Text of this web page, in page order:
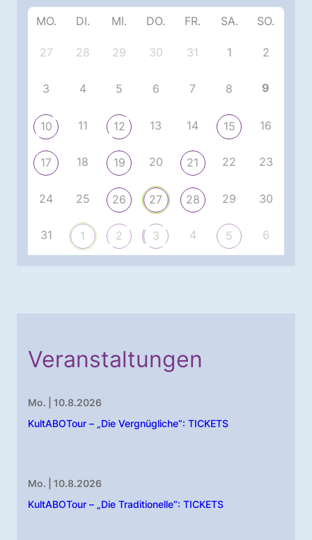
MO. DI. MI. DO. FR. SA. SO.
27 28 29 30 31 1 2
3 4 5 6 7 8 9
10 11 12 13 14 15 16
17 18 19 20 21 22 23
24 25 26 27 28 29 30
31 1 2 3 4 5 6
Veranstaltungen
Mo. | 10.8.2026
KultABOTour – „Die Vergnügliche“: TICKETS
Mo. | 10.8.2026
KultABOTour – „Die Traditionelle“: TICKETS